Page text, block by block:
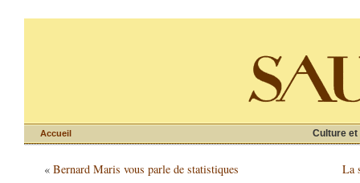
Culture et
Accueil
« Bernard Maris vous parle de statistiques La